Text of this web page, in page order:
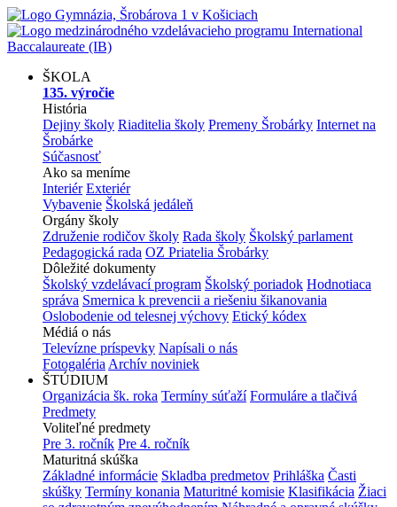
ŠKOLA
135. výročie
História
Dejiny školy Riaditelia školy Premeny Šrobárky Internet na
Šrobárke
Súčasnosť
Ako sa meníme
Interiér Exteriér
Vybavenie Školská jedáleň
Orgány školy
Združenie rodičov školy Rada školy Školský parlament
Pedagogická rada OZ Priatelia Šrobárky
Dôležité dokumenty
Školský vzdelávací program Školský poriadok Hodnotiaca
správa Smernica k prevencii a riešeniu šikanovania
Oslobodenie od telesnej výchovy Etický kódex
Médiá o nás
Televízne príspevky Napísali o nás
Fotogaléria Archív noviniek
ŠTÚDIUM
Organizácia šk. roka Termíny súťaží Formuláre a tlačivá
Predmety
Voliteľné predmety
Pre 3. ročník Pre 4. ročník
Maturitná skúška
Základné informácie Skladba predmetov Prihláška Časti
skúšky Termíny konania Maturitné komisie Klasifikácia Žiaci